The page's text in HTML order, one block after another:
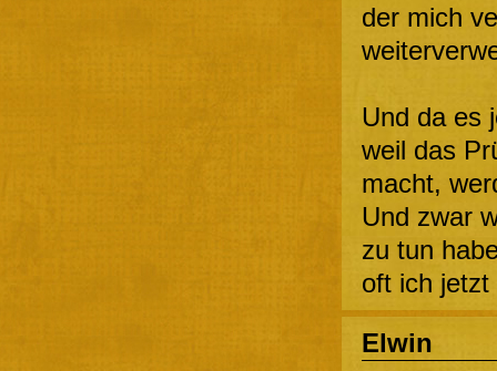
der mich
Und da es
weil das
macht,
Und zwar
zu tun
oft ich
Elwin